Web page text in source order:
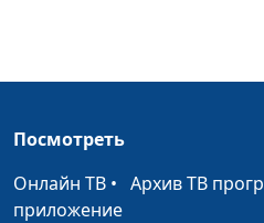
(Осип Мандельштам)
Садом шел Христос с
учениками (Владимир
Набоков)
Посмотреть
Онлайн ТВ • Архив ТВ
приложение